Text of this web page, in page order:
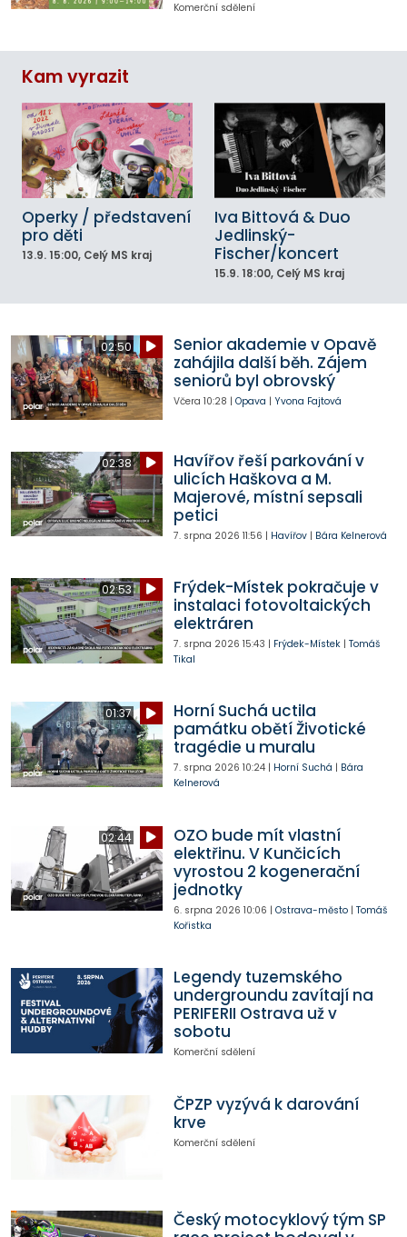
Komerční sdělení
Kam vyrazit
Operky / představení
pro děti
13.9. 15:00, Celý MS kraj
Iva Bittová & Duo
Jedlinský-
Fischer/koncert
15.9. 18:00, Celý MS kraj
02:50
Senior akademie v Opavě
zahájila další běh. Zájem
seniorů byl obrovský
Včera 10:28 | Opava | Yvona Fajtová
02:38
Havířov řeší parkování v
ulicích Haškova a M.
Majerové, místní sepsali
petici
7. srpna 2026 11:56 | Havířov| Bára Kelnerová
02:53
Frýdek-Místek pokračuje v
instalaci fotovoltaických
elektráren
7. srpna 2026 15:43 | Frýdek-Místek| Tomáš
Tikal
01:37
Horní Suchá uctila
památku obětí Životické
tragédie u muralu
7. srpna 2026 10:24| Horní Suchá | Bára
Kelnerová
02:44
OZO bude mít vlastní
elektřinu. V Kunčicích
vyrostou 2 kogenerační
jednotky
6. srpna 2026 10:06 | Ostrava-město| Tomáš
Kořistka
Legendy tuzemského
undergroundu zavítají na
PERIFERII Ostrava už v
sobotu
Komerční sdělení
ČPZP vyzývá k darování
krve
Komerční sdělení
Český motocyklový tým SP